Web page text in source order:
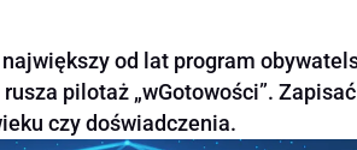
od lat program
pilotaż „wGotowości”.
czy doświadczenia.